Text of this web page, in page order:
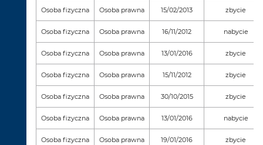
Osoba fizyczna Osoba prawna 15/02/2013 zbycie
Osoba fizyczna Osoba prawna 16/11/2012 nabycie
Osoba fizyczna Osoba prawna 13/01/2016 zbycie
Osoba fizyczna Osoba prawna 15/11/2012 zbycie
Osoba fizyczna Osoba prawna 30/10/2015 zbycie
Osoba fizyczna Osoba prawna 13/01/2016 nabycie
Osoba fizyczna Osoba prawna 19/01/2016 zbycie